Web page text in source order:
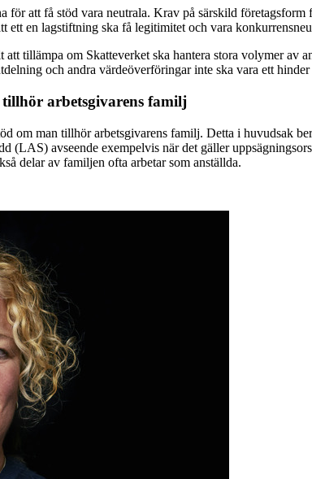
för att få stöd vara neutrala. Krav på särskild
en lagstiftning ska få legitimitet och vara
tillämpa om Skatteverket ska hantera stora volymer
och andra värdeöverföringar inte ska vara ett
arbetsgivarens familj
om man tillhör arbetsgivarens familj. Detta i huvudsak
avseende exempelvis när det gäller
delar av familjen ofta arbetar som anställda.